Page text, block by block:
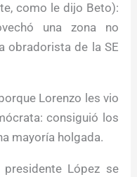
como le dijo Beto):
una zona no
obradorista de la SE
Lorenzo les vio
consiguió los
mayoría holgada.
López se